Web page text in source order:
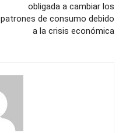
obligada a cambiar los
patrones de consumo debido
a la crisis económica